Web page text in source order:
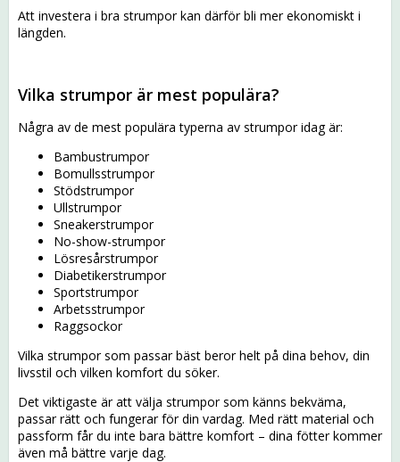
Att investera i bra strumpor kan därför bli mer ekonomiskt i
längden.
Vilka strumpor är mest populära?
Några av de mest populära typerna av strumpor idag är:
Bambustrumpor
Bomullsstrumpor
Stödstrumpor
Ullstrumpor
Sneakerstrumpor
No-show-strumpor
Lösresårstrumpor
Diabetikerstrumpor
Sportstrumpor
Arbetsstrumpor
Raggsockor
Vilka strumpor som passar bäst beror helt på dina behov, din
livsstil och vilken komfort du söker.
Det viktigaste är att välja strumpor som känns bekväma,
passar rätt och fungerar för din vardag. Med rätt material och
passform får du inte bara bättre komfort – dina fötter kommer
även må bättre varje dag.